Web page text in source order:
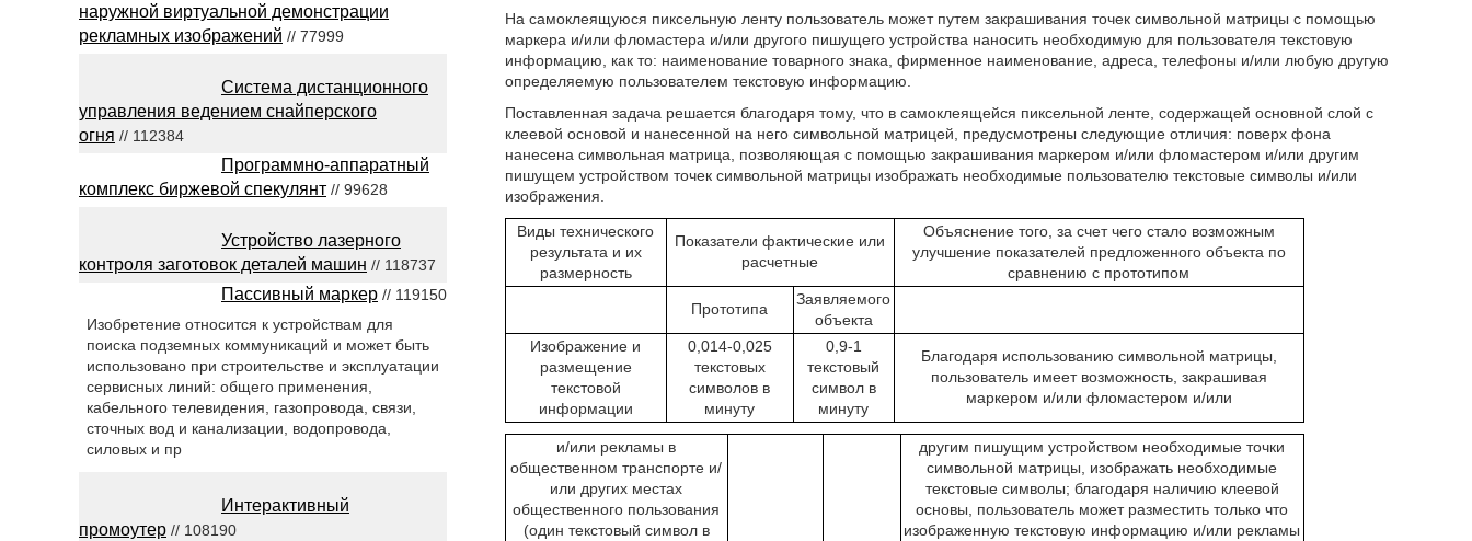
На самоклеящуюся пиксельную ленту пользователь может путем закрашивания точек символьной матрицы с помощью
маркера и/или фломастера и/или другого пишущего устройства наносить необходимую для пользователя текстовую
информацию, как то: наименование товарного знака, фирменное наименование, адреса, телефоны и/или любую другую
определяемую пользователем текстовую информацию.
Поставленная задача решается благодаря тому, что в самоклеящейся пиксельной ленте, содержащей основной слой с
клеевой основой и нанесенной на него символьной матрицей, предусмотрены следующие отличия: поверх фона
нанесена символьная матрица, позволяющая с помощью закрашивания маркером и/или фломастером и/или другим
пишущем устройством точек символьной матрицы изображать необходимые пользователю текстовые символы и/или
изображения.
Виды технического
результата и их
размерность
Показатели фактические или
расчетные
Объяснение того, за счет чего стало возможным
улучшение показателей предложенного объекта по
сравнению с прототипом
Прототипа
Заявляемого
объекта
Изображение и
размещение
текстовой
информации
0,014-0,025
текстовых
символов в
минуту
0,9-1
текстовый
символ в
минуту
Благодаря использованию символьной матрицы,
пользователь имеет возможность, закрашивая
маркером и/или фломастером и/или
и/или рекламы в
общественном транспорте и/
или других местах
общественного пользования
(один текстовый символ в
другим пишущим устройством необходимые точки
символьной матрицы, изображать необходимые
текстовые символы; благодаря наличию клеевой
основы, пользователь может разместить только что
изображенную текстовую информацию и/или рекламы
наружной виртуальной демонстрации
рекламных изображений // 77999
Система дистанционного
управления ведением снайперского
огня // 112384
Программно-аппаратный
комплекс биржевой спекулянт // 99628
Устройство лазерного
контроля заготовок деталей машин // 118737
Пассивный маркер // 119150
Изобретение относится к устройствам для
поиска подземных коммуникаций и может быть
использовано при строительстве и эксплуатации
сервисных линий: общего применения,
кабельного телевидения, газопровода, связи,
сточных вод и канализации, водопровода,
силовых и пр
Интерактивный
промоутер // 108190